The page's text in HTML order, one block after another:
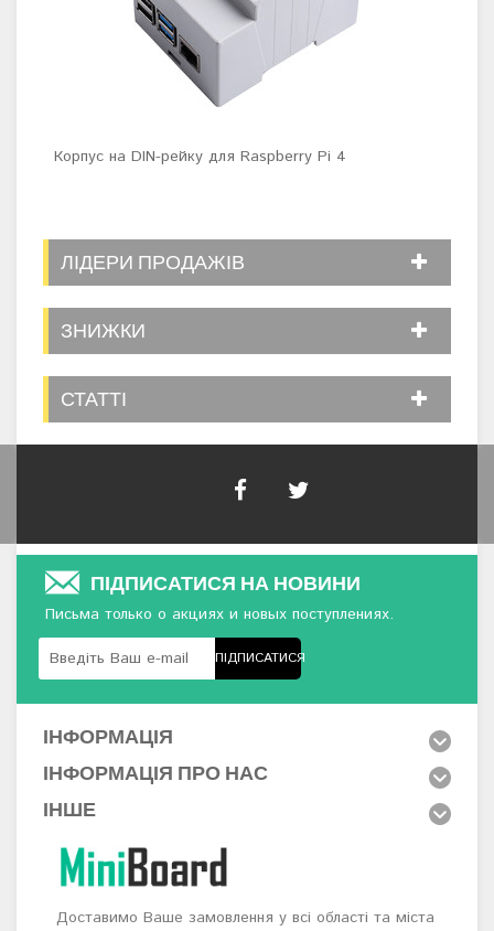
Корпус на DIN-рейку для Raspberry Pi 4
ЛІДЕРИ ПРОДАЖІВ
ЗНИЖКИ
СТАТТІ
ПІДПИСАТИСЯ НА НОВИНИ
Письма только о акциях и новых поступлениях.
ПІДПИСАТИСЯ
ІНФОРМАЦІЯ
ІНФОРМАЦІЯ ПРО НАС
ІНШЕ
Доставимо Ваше замовлення у всі області та міста